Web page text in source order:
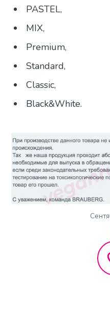
PASTEL,
MIX,
Premium,
Standard,
Classic,
Black&White.